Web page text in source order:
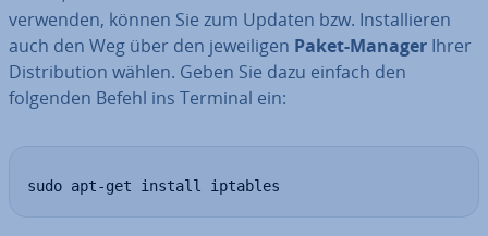
verwenden, können Sie zum Updaten bzw. In­stal­lie­ren
auch den Weg über den je­wei­li­gen Paket-Manager Ihrer
Dis­tri­bu­ti­on wählen. Geben Sie dazu einfach den
folgenden Befehl ins Terminal ein:
sudo apt-get install iptables